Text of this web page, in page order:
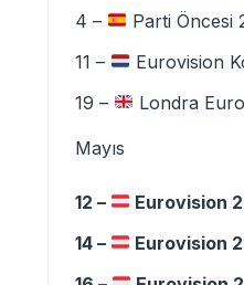
4 –
Parti Öncesi
11 –
Eurovision
19 –
Londra
Mayıs
12 –
Eurovision
14 –
Eurovision